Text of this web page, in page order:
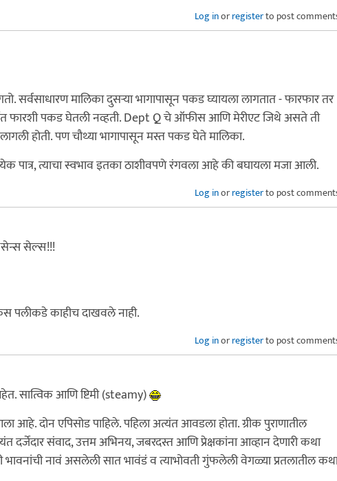
Log inorregisterto post
सर्वसाधारण मालिका दुसर्‍या भागापासून पकड घ्यायला लागतात - फारफार तर
फारशी पकड घेतली नव्हती. Dept Q चे ऑफीस आणि मेरीएट जिथे असते ती
होती. पण चौथ्या भागापासून मस्त पकड घेते मालिका.
पात्र, त्याचा स्वभाव इतका ठाशीवपणे रंगवला आहे की बघायला मजा आली.
Log inorregisterto post
सेल्स!!!
पलीकडे काहीच दाखवले नाही.
Log inorregisterto post
सात्विक आणि ष्टिमी (steamy)
आहे. दोन एपिसोड पाहिले. पहिला अत्यंत आवडला होता. ग्रीक पुराणातील
संवाद, उत्तम अभिनय, जबरदस्त आणि प्रेक्षकांना आव्हान देणारी कथा
भावनांची नावं असलेली सात भावंडं व त्याभोवती गुंफलेली वेगळ्या प्रतलातील